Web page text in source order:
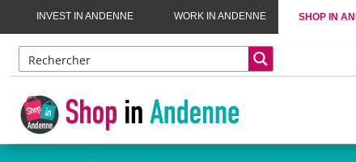
INVEST IN ANDENNE WORK IN ANDENNE SHOP IN